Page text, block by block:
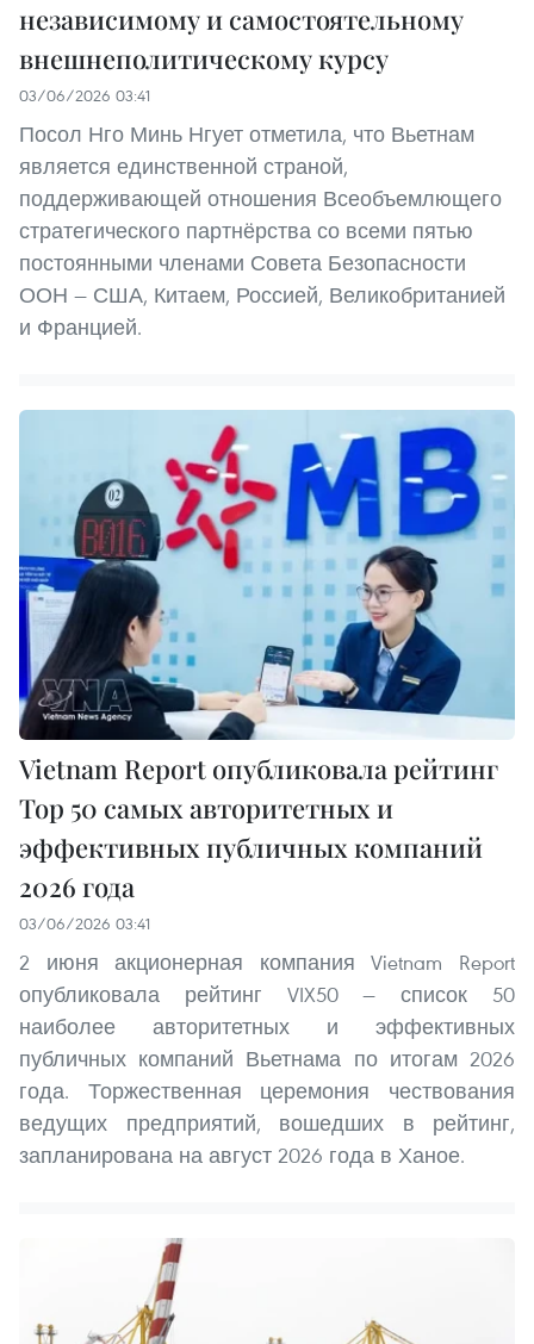
независимому и самостоятельному
внешнеполитическому курсу
03/06/2026 03:41
Посол Нго Минь Нгует отметила, что Вьетнам
является единственной страной,
поддерживающей отношения Всеобъемлющего
стратегического партнёрства со всеми пятью
постоянными членами Совета Безопасности
ООН — США, Китаем, Россией, Великобританией
и Францией.
Vietnam Report опубликовала рейтинг
Top 50 самых авторитетных и
эффективных публичных компаний
2026 года
03/06/2026 03:41
2 июня акционерная компания Vietnam Report
опубликовала рейтинг VIX50 — список 50
наиболее авторитетных и эффективных
публичных компаний Вьетнама по итогам 2026
года. Торжественная церемония чествования
ведущих предприятий, вошедших в рейтинг,
запланирована на август 2026 года в Ханое.